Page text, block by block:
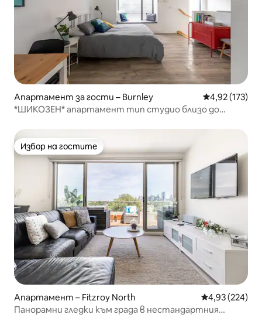
Апартамент за гости – Burnley Средна
4,92 (173)
*ШИКОЗЕН* апартамент тип студио близо до
Избор на гостите
Избор на гостите
Апартамент – Fitzroy North Средна
4,93 (224)
Панорамни гледки към града в нестандартния